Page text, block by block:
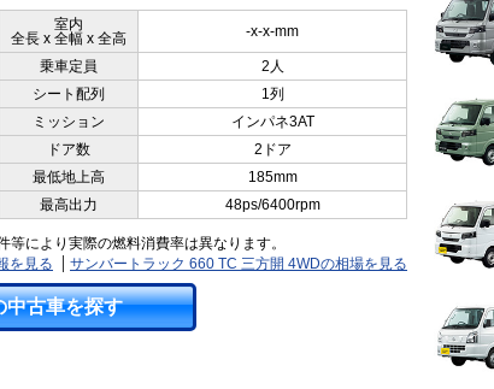
室内
全長 x 全幅 x 全高
-x-x-mm
乗車定員
2人
シート配列
1列
ミッション
インパネ3AT
ドア数
2ドア
最低地上高
185mm
最高出力 48ps/6400rpm
により実際の燃料消費率は異なります。
を見る
サンバートラック 660 TC 三方開 4WDの相場を見る
中古車を探す